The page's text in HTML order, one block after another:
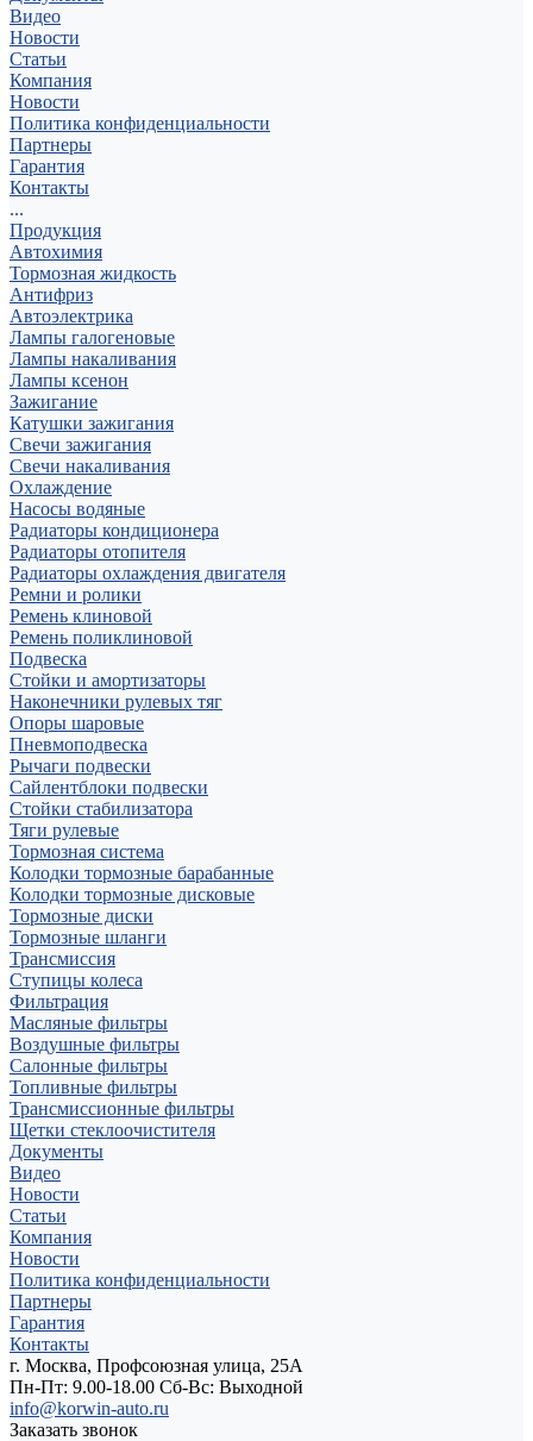
Видео
Новости
Статьи
Компания
Новости
Политика конфиденциальности
Партнеры
Гарантия
Контакты
...
Продукция
Автохимия
Тормозная жидкость
Антифриз
Автоэлектрика
Лампы галогеновые
Лампы накаливания
Лампы ксенон
Зажигание
Катушки зажигания
Свечи зажигания
Свечи накаливания
Охлаждение
Насосы водяные
Радиаторы кондиционера
Радиаторы отопителя
Радиаторы охлаждения двигателя
Ремни и ролики
Ремень клиновой
Ремень поликлиновой
Подвеска
Стойки и амортизаторы
Наконечники рулевых тяг
Опоры шаровые
Пневмоподвеска
Рычаги подвески
Сайлентблоки подвески
Стойки стабилизатора
Тяги рулевые
Тормозная система
Колодки тормозные барабанные
Колодки тормозные дисковые
Тормозные диски
Тормозные шланги
Трансмиссия
Ступицы колеса
Фильтрация
Масляные фильтры
Воздушные фильтры
Салонные фильтры
Топливные фильтры
Трансмиссионные фильтры
Щетки стеклоочистителя
Документы
Видео
Новости
Статьи
Компания
Новости
Политика конфиденциальности
Партнеры
Гарантия
Контакты
г. Москва, Профсоюзная улица, 25А
Пн-Пт: 9.00-18.00 Cб-Вс: Выходной
info@korwin-auto.ru
Заказать звонок